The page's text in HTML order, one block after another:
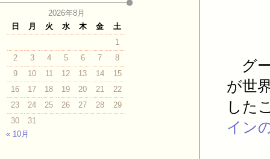
グ
が世
した
イン
2026年8月
日
月 火 水 木 金
土
1
2
3 4 5 6 7
8
9
10 11 12 13 14
15
16
17 18 19 20 21
22
23
24 25 26 27 28
29
30
31
« 10月